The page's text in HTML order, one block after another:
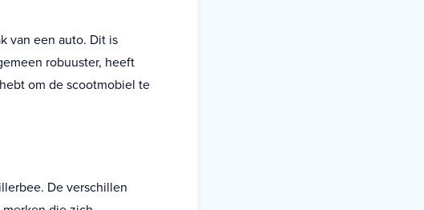
van een auto. Dit is
robuuster, heeft
om de scootmobiel te
De verschillen